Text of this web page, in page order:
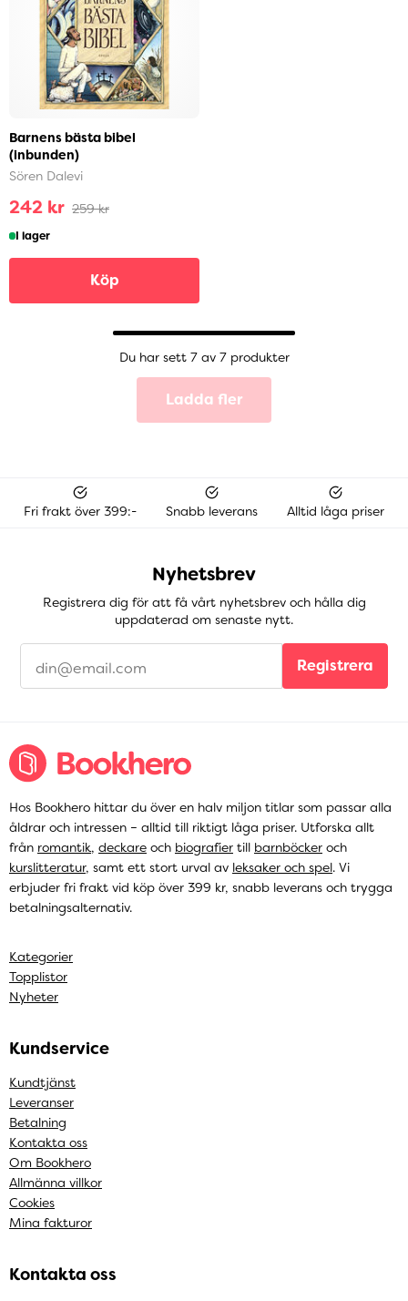
Barnens bästa bibel
(inbunden)
Sören Dalevi
242 kr 259 kr
I lager
Köp
Du har sett 7 av 7 produkter
Ladda fler
Fri frakt över 399:- Snabb leverans Alltid låga priser
Nyhetsbrev
Registrera dig för att få vårt nyhetsbrev och hålla dig
uppdaterad om senaste nytt.
Registrera
Hos Bookhero hittar du över en halv miljon titlar som passar alla
åldrar och intressen – alltid till riktigt låga priser. Utforska allt
från romantik, deckare och biografier till barnböcker och
kurslitteratur, samt ett stort urval av leksaker och spel. Vi
erbjuder fri frakt vid köp över 399 kr, snabb leverans och trygga
betalningsalternativ.
Kategorier
Topplistor
Nyheter
Kundservice
Kundtjänst
Leveranser
Betalning
Kontakta oss
Om Bookhero
Allmänna villkor
Cookies
Mina fakturor
Kontakta oss